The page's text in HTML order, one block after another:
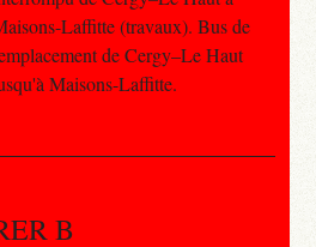
Laffitte (travaux). Bus de
de Cergy–Le Haut
Maisons-Laffitte.
B